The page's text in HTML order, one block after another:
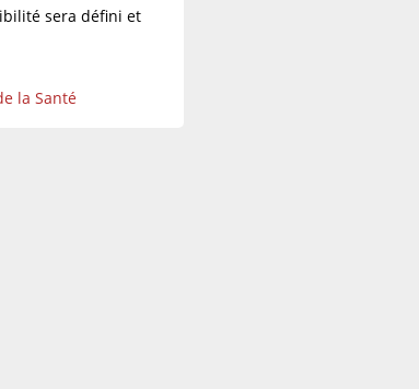
sera défini et
la Santé